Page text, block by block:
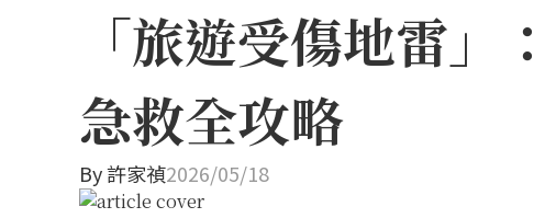
「旅遊受傷地雷
急救全攻略
By許家禎2026/05/18